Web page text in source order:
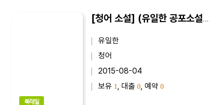
북레일
[청어 소설] (유일한 공포소설) 어느날 갑자기 4 : 창 밖의 여자
유일한
청어
2015-08-04
보유 1, 대출 0, 예약 0